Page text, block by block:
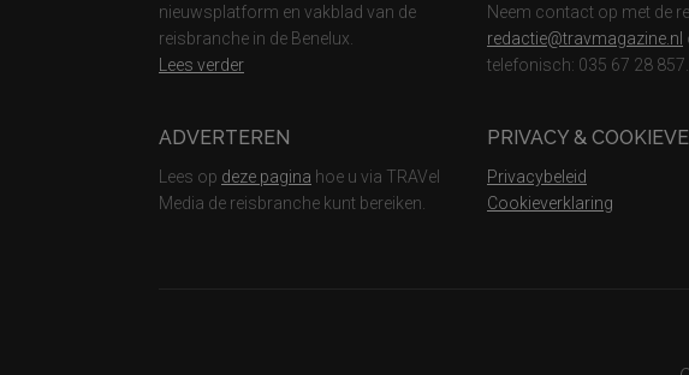
nieuwsplatform en vakblad van de
reisbranche in de Benelux.
Lees verder
ADVERTEREN
Lees op deze pagina hoe u via TRAVel
Media de reisbranche kunt bereiken.
Neem contact op met de
redactie@travmagazine.nl
telefonisch: 035 67 28 857.
PRIVACY &
Privacybeleid
Cookieverklaring